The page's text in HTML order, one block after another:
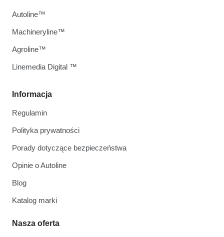
Informacja
Regulamin
Polityka prywatności
Porady dotyczące bezpieczeństwa
Opinie o Autoline
Blog
Katalog marki
Nasza oferta
Autoline™
Machineryline™
Agroline™
Linemedia Digital ™